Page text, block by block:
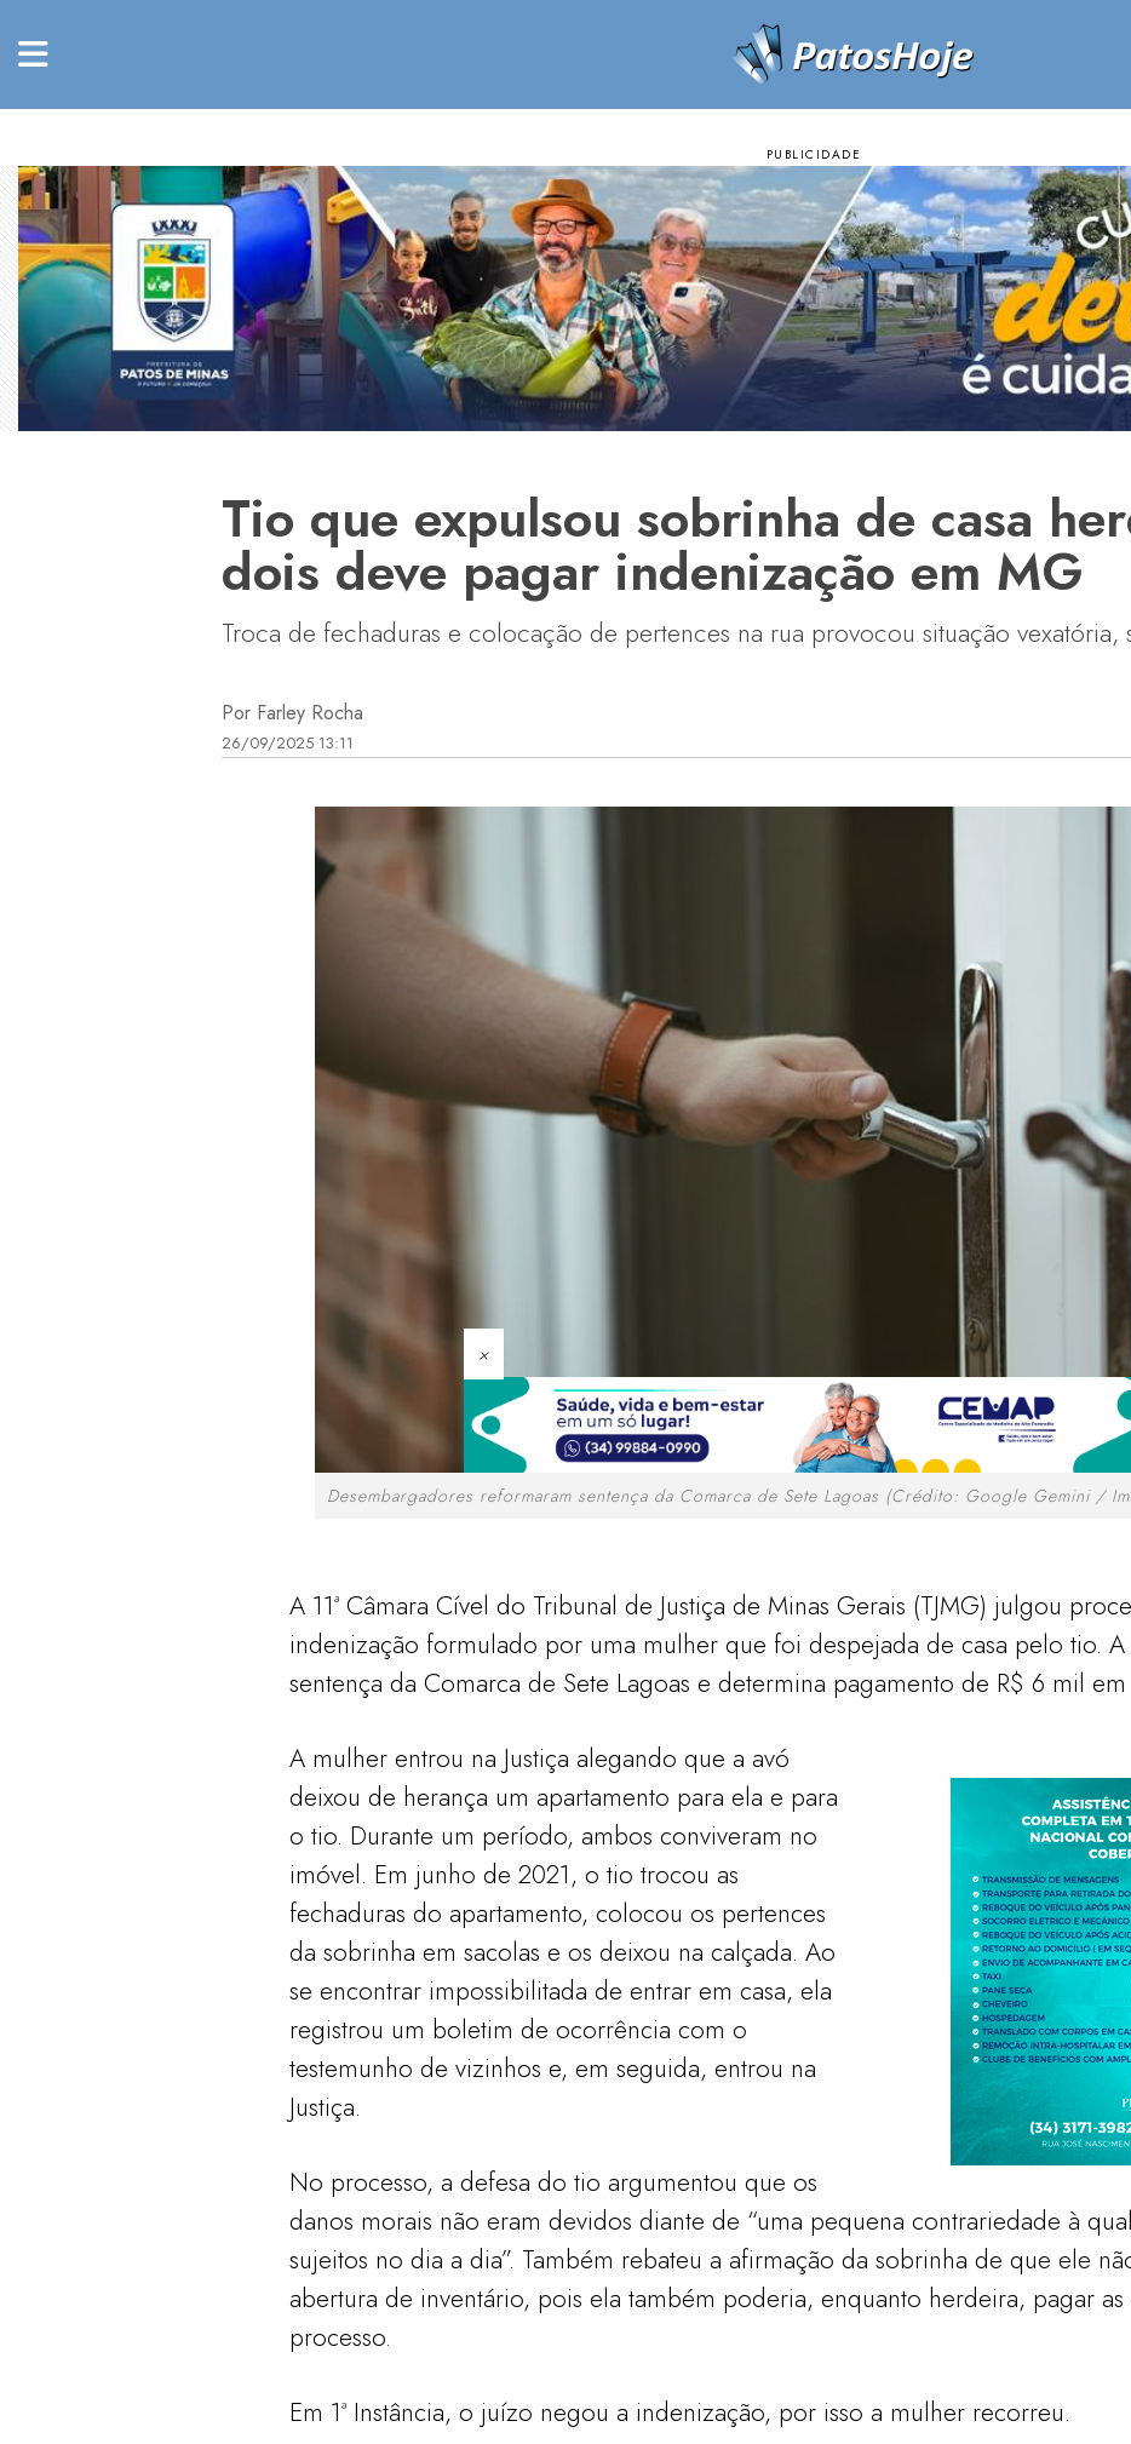
Tio que expulsou sobrinha de casa
dois deve pagar indenização em MG
Troca de fechaduras e colocação de pertences na rua provocou situação vexatória,
Por Farley Rocha
26/09/2025 13:11
×
Desembargadores reformaram sentença da Comarca de Sete Lagoas (Crédito: Google Gemini /
A 11ª Câmara Cível do Tribunal de Justiça de Minas Gerais (TJMG) julgou
indenização formulado por uma mulher que foi despejada de casa pelo tio.
sentença da Comarca de Sete Lagoas e determina pagamento de R$ 6 mil
A mulher entrou na Justiça alegando que a avó
deixou de herança um apartamento para ela e para
o tio. Durante um período, ambos conviveram no
imóvel. Em junho de 2021, o tio trocou as
fechaduras do apartamento, colocou os pertences
da sobrinha em sacolas e os deixou na calçada. Ao
se encontrar impossibilitada de entrar em casa, ela
registrou um boletim de ocorrência com o
testemunho de vizinhos e, em seguida, entrou na
Justiça.
No processo, a defesa do tio argumentou que os
danos morais não eram devidos diante de “uma pequena contrariedade à
sujeitos no dia a dia”. Também rebateu a afirmação da sobrinha de que ele
abertura de inventário, pois ela também poderia, enquanto herdeira, pagar as
processo.
Em 1ª Instância, o juízo negou a indenização, por isso a mulher recorreu.